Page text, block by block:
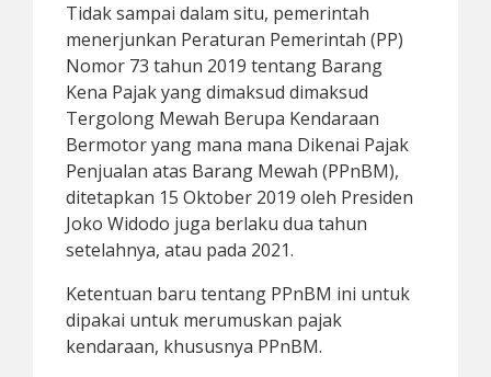
Tidak sampai dalam situ, pemerintah
menerjunkan Peraturan Pemerintah (PP)
Nomor 73 tahun 2019 tentang Barang
Kena Pajak yang dimaksud dimaksud
Tergolong Mewah Berupa Kendaraan
Bermotor yang mana mana Dikenai Pajak
Penjualan atas Barang Mewah (PPnBM),
ditetapkan 15 Oktober 2019 oleh Presiden
Joko Widodo juga berlaku dua tahun
setelahnya, atau pada 2021.
Ketentuan baru tentang PPnBM ini untuk
dipakai untuk merumuskan pajak
kendaraan, khususnya PPnBM.